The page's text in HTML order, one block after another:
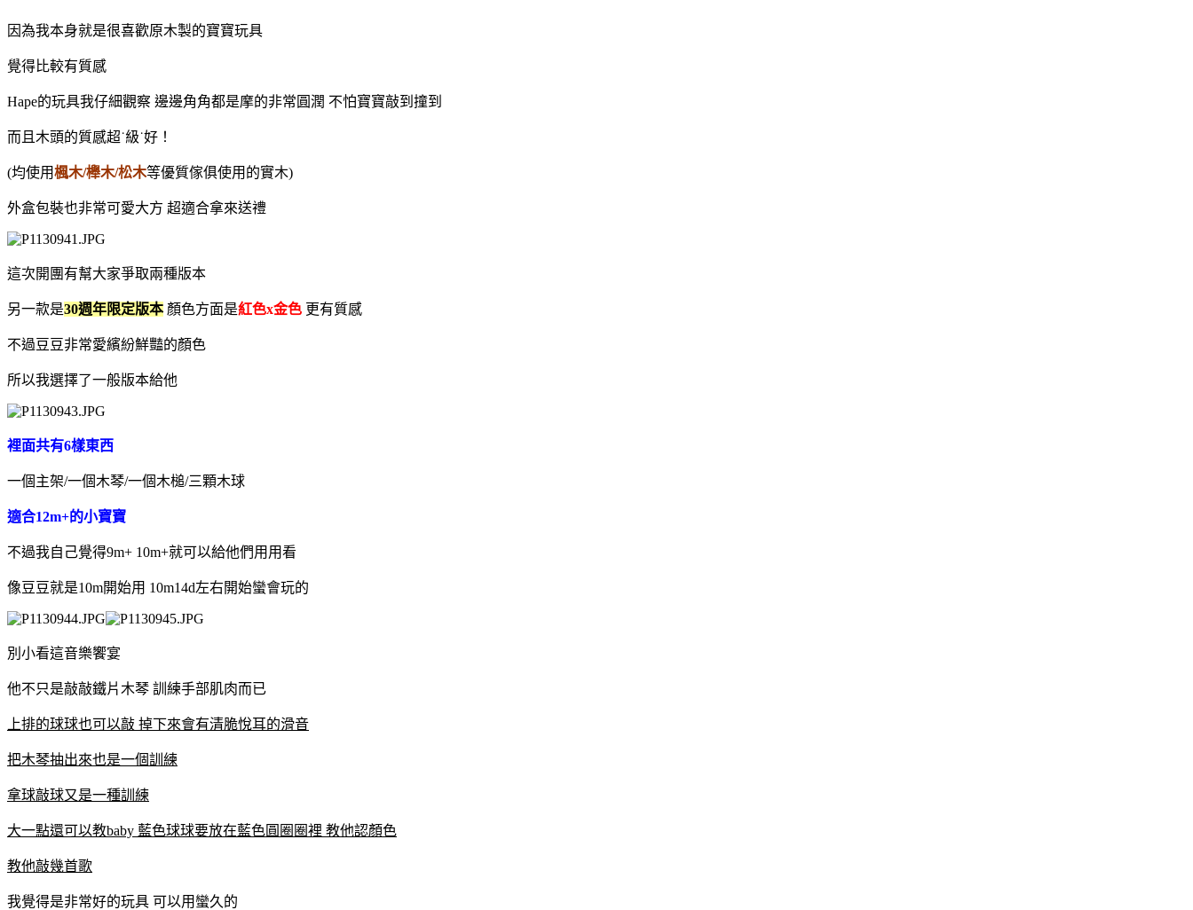
因為我本身就是很喜歡原木製的寶寶玩具
覺得比較有質感
Hape的玩具我仔細觀察 邊邊角角都是摩的非常圓潤 不怕寶寶敲到撞到
而且木頭的質感超˙級˙好！
(均使用楓木/櫸木/松木等優質傢俱使用的實木)
外盒包裝也非常可愛大方 超適合拿來送禮
這次開團有幫大家爭取兩種版本
另一款是30週年限定版本 顏色方面是紅色x金色 更有質感
不過豆豆非常愛繽紛鮮豔的顏色
所以我選擇了一般版本給他
裡面共有6樣東西
一個主架/一個木琴/一個木槌/三顆木球
適合12m+的小寶寶
不過我自己覺得9m+ 10m+就可以給他們用用看
像豆豆就是10m開始用 10m14d左右開始蠻會玩的
別小看這音樂饗宴
他不只是敲敲鐵片木琴 訓練手部肌肉而已
上排的球球也可以敲 掉下來會有清脆悅耳的滑音
把木琴抽出來也是一個訓練
拿球敲球又是一種訓練
大一點還可以教baby 藍色球球要放在藍色圓圈圈裡 教他認顏色
教他敲幾首歌
我覺得是非常好的玩具 可以用蠻久的